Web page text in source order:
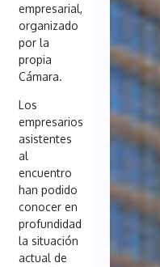
empresarial,
organizado
por la
propia
Cámara.
Los
empresarios
asistentes
al
encuentro
han podido
conocer en
profundidad
la situación
actual de